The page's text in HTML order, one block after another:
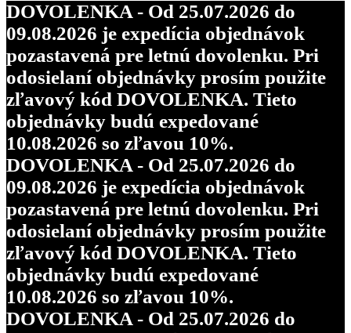
DOVOLENKA - Od 25.07.2026 do
09.08.2026 je expedícia objednávok
pozastavená pre letnú dovolenku. Pri
odosielaní objednávky prosím použite
zľavový kód DOVOLENKA. Tieto
objednávky budú expedované
10.08.2026 so zľavou 10%.
DOVOLENKA - Od 25.07.2026 do
09.08.2026 je expedícia objednávok
pozastavená pre letnú dovolenku. Pri
odosielaní objednávky prosím použite
zľavový kód DOVOLENKA. Tieto
objednávky budú expedované
10.08.2026 so zľavou 10%.
DOVOLENKA - Od 25.07.2026 do